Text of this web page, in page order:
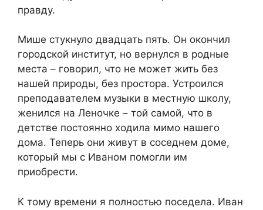
правду.
Мише стукнуло двадцать пять. Он окончил
городской институт, но вернулся в родные
места – говорил, что не может жить без
нашей природы, без простора. Устроился
преподавателем музыки в местную школу,
женился на Леночке – той самой, что в
детстве постоянно ходила мимо нашего
дома. Теперь они живут в соседнем доме,
который мы с Иваном помогли им
приобрести.
К тому времени я полностью поседела. Иван